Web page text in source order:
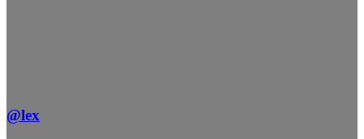
@lex